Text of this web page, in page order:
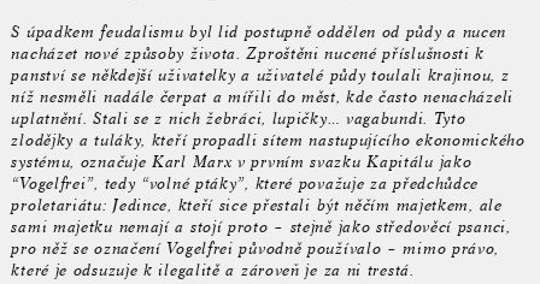
S úpadkem feudalismu byl lid postupně oddělen od půdy a nucen
nacházet nové způsoby života. Zproštěni nucené příslušnosti k
panství se někdejší uživatelky a uživatelé půdy toulali krajinou, z
níž nesměli nadále čerpat a mířili do měst, kde často nenacházeli
uplatnění. Stali se z nich žebráci, lupičky… vagabundi. Tyto
zlodějky a tuláky, kteří propadli sítem nastupujícího ekonomického
systému, označuje Karl Marx v prvním svazku Kapitálu jako
“Vogelfrei”, tedy “volné ptáky”, které považuje za předchůdce
proletariátu: Jedince, kteří sice přestali být něčím majetkem, ale
sami majetku nemají a stojí proto – stejně jako středověcí psanci,
pro něž se označení Vogelfrei původně používalo – mimo právo,
které je odsuzuje k ilegalitě a zároveň je za ni trestá.